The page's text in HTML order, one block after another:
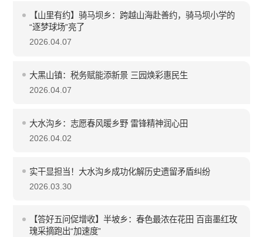
【山里有约】骑马坝乡：跨越山海赴善约，骑马坝小学的
“逐梦球场”亮了
2026.04.07
大黑山镇：税务赋能添新景 三园焕彩惠民生
2026.04.07
大水沟乡：志愿春风暖乡野 雷锋精神润心田
2026.04.02
实干显担当！大水沟乡成功化解历史遗留矛盾纠纷
2026.03.30
【答好五问促增收】半坡乡：春色最浓在花田 百亩墨红玫
瑰采摘跑出“加速度”